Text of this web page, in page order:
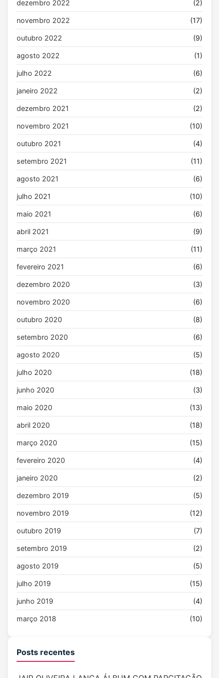
dezembro 2022 (2)
novembro 2022 (17)
outubro 2022 (9)
agosto 2022 (1)
julho 2022 (6)
janeiro 2022 (2)
dezembro 2021 (2)
novembro 2021 (10)
outubro 2021 (4)
setembro 2021 (11)
agosto 2021 (6)
julho 2021 (10)
maio 2021 (6)
abril 2021 (9)
março 2021 (11)
fevereiro 2021 (6)
dezembro 2020 (3)
novembro 2020 (6)
outubro 2020 (8)
setembro 2020 (6)
agosto 2020 (5)
julho 2020 (18)
junho 2020 (3)
maio 2020 (13)
abril 2020 (18)
março 2020 (15)
fevereiro 2020 (4)
janeiro 2020 (2)
dezembro 2019 (5)
novembro 2019 (12)
outubro 2019 (7)
setembro 2019 (2)
agosto 2019 (5)
julho 2019 (15)
junho 2019 (4)
março 2018 (10)
Posts recentes